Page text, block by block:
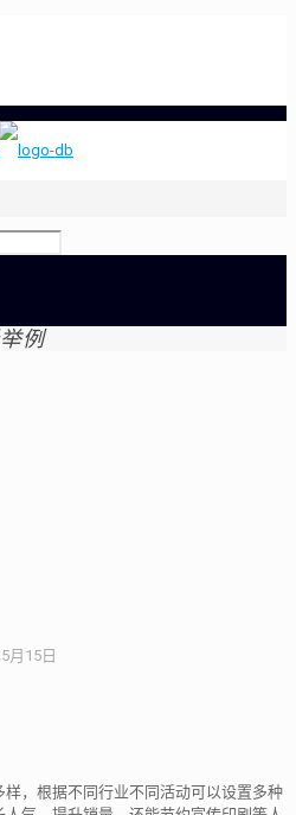
例
月15日
，根据不同行业不同活动可以设置多种